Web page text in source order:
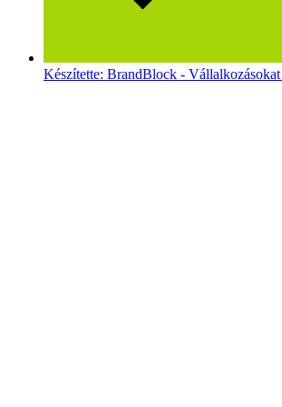
Készítette: BrandBlock -